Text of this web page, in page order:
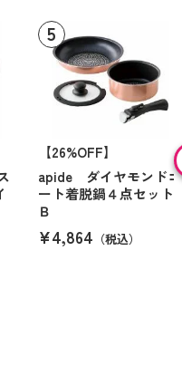
【26%OFF】
apide ダイヤモンドコ
ート着脱鍋４点セット
Ｂ
¥4,864 （税込）